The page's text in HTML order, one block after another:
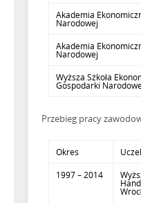
Akademia
Narodowej
Akademia
Narodowej
Wyższa Szkoła
Gospodarki
Przebieg pracy
Okres
1997 – 2014